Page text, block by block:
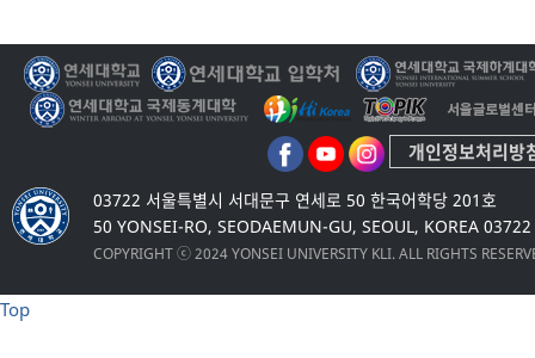
03722 서울특별시 서대문구 연세로 50 한국어학당 201호
50 YONSEI-RO, SEODAEMUN-GU, SEOUL, KOREA 03722
COPYRIGHT ⓒ 2024 YONSEI UNIVERSITY KLI. ALL RIGHTS
개인정보처리방
Top